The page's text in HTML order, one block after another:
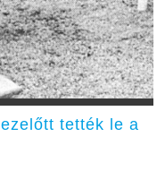
tették le a